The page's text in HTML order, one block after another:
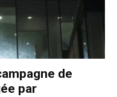
de
par